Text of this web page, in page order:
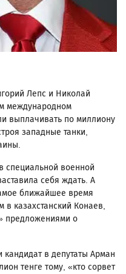
Лепс и Николай
международном
выплачивать по миллиону
западные танки,
специальной военной
себя ждать. А
ближайшее время
в казахстанский Конаев,
предложениями о
кандидат в депутаты Арман
тенге тому, «кто сорвет